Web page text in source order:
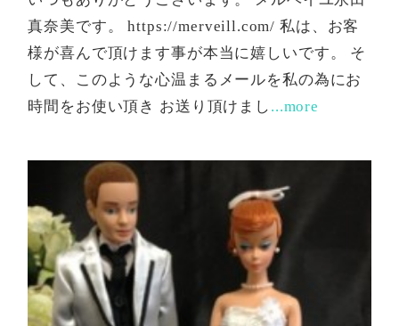
真奈美です。 https://merveill.com/ 私は、お客
様が喜んで頂けます事が本当に嬉しいです。 そ
して、このような心温まるメールを私の為にお
時間をお使い頂き お送り頂けまし ...more